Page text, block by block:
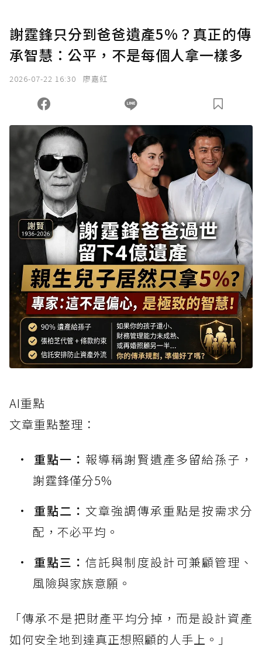
謝霆鋒只分到爸爸遺產5%？真正的傳
承智慧：公平，不是每個人拿一樣多
2026-07-22 16:30 廖嘉紅
AI重點
文章重點整理：
重點一： 報導稱謝賢遺產多留給孫子，
謝霆鋒僅分5%
重點二： 文章強調傳承重點是按需求分
配，不必平均。
重點三：信託與制度設計可兼顧管理、
風險與家族意願。
「傳承不是把財產平均分掉，而是設計資產
如何安全地到達真正想照顧的人手上。」